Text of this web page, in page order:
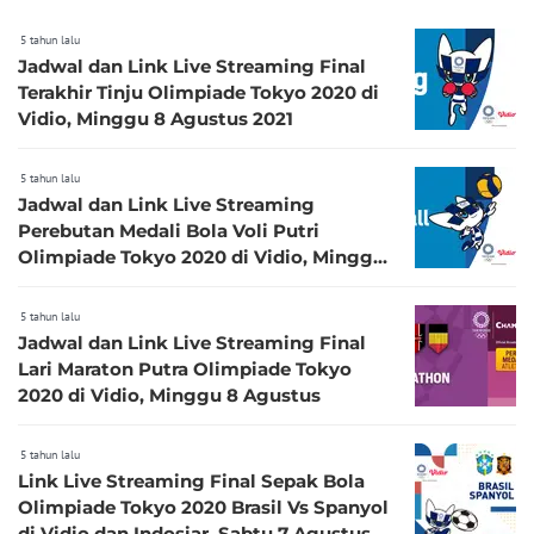
5 tahun lalu
Jadwal dan Link Live Streaming Final
Terakhir Tinju Olimpiade Tokyo 2020 di
Vidio, Minggu 8 Agustus 2021
5 tahun lalu
Jadwal dan Link Live Streaming
Perebutan Medali Bola Voli Putri
Olimpiade Tokyo 2020 di Vidio, Minggu
5 tahun lalu
Jadwal dan Link Live Streaming Final
Lari Maraton Putra Olimpiade Tokyo
2020 di Vidio, Minggu 8 Agustus
5 tahun lalu
Link Live Streaming Final Sepak Bola
Olimpiade Tokyo 2020 Brasil Vs Spanyol